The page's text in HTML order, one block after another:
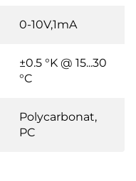
0-10V,1mA
±0.5 °K @ 15...30
°C
Polycarbonat,
PC